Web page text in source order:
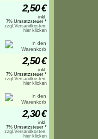
2,50€
inkl.
7% Umsatzsteuer *
zzgl.Versandkosten,
hier klicken
2,50€
inkl.
7% Umsatzsteuer *
zzgl.Versandkosten,
hier klicken
2,30€
inkl.
7% Umsatzsteuer *
zzgl.Versandkosten,
hier klicken